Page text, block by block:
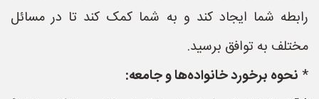
رابطه شما ایجاد کند و به شما کمک کند تا در مسائل
مختلف به توافق برسید.
* نحوه برخورد خانواده‌ها و جامعه: